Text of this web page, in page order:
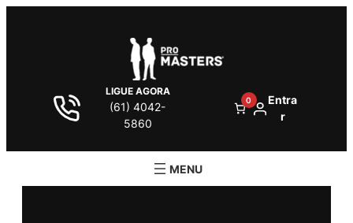
LIGUE AGORA
(61) 4042-
5860
0
Entra
r